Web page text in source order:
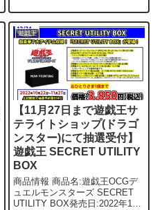
遊戯王
【11月27日まで遊戯王サ
テライトショップ(ドラゴ
ンスター)にて抽選受付】
遊戯王 SECRET UTILITY
BOX
商品情報 商品名:遊戯王OCGデ
ュエルモンスターズ SECRET
UTILITY BOX発売日:2022年12